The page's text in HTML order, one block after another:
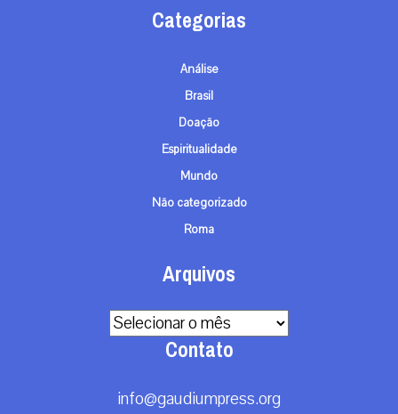
Categorias
Análise
Brasil
Doação
Espiritualidade
Mundo
Não categorizado
Roma
Arquivos
Arquivos
Contato
info@gaudiumpress.org